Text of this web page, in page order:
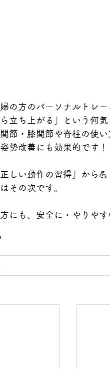
の方のパーソナルトレ
ら立ち上がる」という何
節・膝関節や脊柱の使
勢改善にも効果的です！
しい動作の習得」から💪
その次です。
にも、安全に・やりや